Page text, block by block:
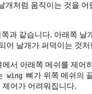
개처럼 움직이는 것을 어
과 같습니다. 아래쪽 날
어 날개가 퍼덕이는 것처
에서 아래쪽 메쉬를 제어
wing 뼈가 위쪽 메쉬의
어가 어려워집니다.